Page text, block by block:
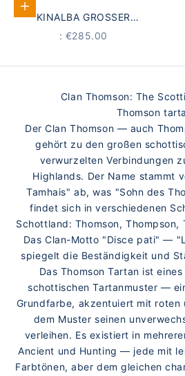
Add to Cart
KINALBA GROSSER K
ASCHMIR STOLA | T
PRICE
: €285.00
Clan Thomson: The
Thomson
Der Clan Thomson — auch
gehört zu den großen
verwurzelten Verbindungen
Highlands. Der Name stammt
Tamhais" ab, was "Sohn des
findet sich in verschiedenen
Schottland: Thomson, Thompson,
Das Clan-Motto "Disce pati" —
spiegelt die Beständigkeit und
Das Thomson Tartan ist
schottischen Tartanmuster —
Grundfarbe, akzentuiert mit roten
dem Muster seinen
verleihen. Es existiert in
Ancient und Hunting — jede mit
Farbtönen, aber dem gleichen